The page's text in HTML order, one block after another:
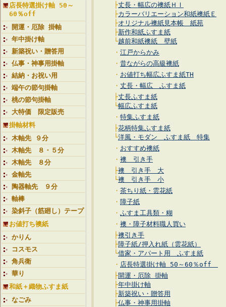
店長特選掛け軸 50～
60％off
開運・厄除 掛軸
年中掛け軸
新築祝い・贈答用
仏事・神事用掛軸
結納・お祝い用
端午の節句掛軸
桃の節句掛軸
大特価 限定販売
掛軸材料
木軸先 ９分
木軸先 ８・５分
木軸先 ８分
金軸先
陶器軸先 ９分
軸棒
染斜子（筋廻し）テープ
お値打ち襖紙
かりん
コスモス
角兵衛
華り
和紙＋織物ふすま紙
なごみ
├丈長・幅広の襖紙ＨＩ
├カラーバリエーション和紙襖紙Ｅ
├オリジナル襖紙見本帳 紙苑
├新作和紙ふすま紙
└越前和紙襖紙 壁紙
・ 江戸からかみ
・ 昔ながらの高級襖紙
・ お値打ち幅広ふすま紙TH
・ 丈長・幅広 ふすま紙
├丈長ふすま紙
└幅広ふすま紙
・ 特集ふすま紙
├花柄特集ふすま紙
└洋風・モダン ふすま紙 特集
・ おすすめ襖紙
・ 襖 引き手
├襖 引き手 大
└襖 引き手 小
・ 茶ちり紙・雲花紙
・ 障子紙
・ ふすま工具類・糊
・ 襖・障子材料職人買い
├襖引き手
├障子紙/押入れ紙（雲花紙）
└借家・アパート用 ふすま紙
・ 店長特選掛け軸 50～60％off
├開運・厄除 掛軸
├年中掛け軸
├新築祝い・贈答用
├仏事・神事用掛軸